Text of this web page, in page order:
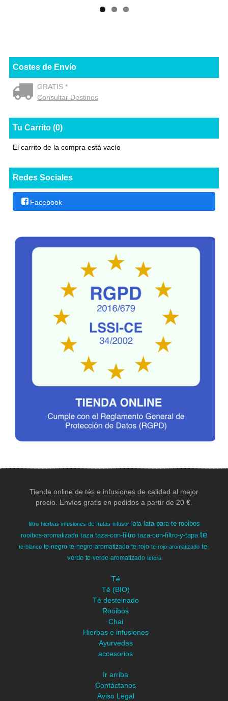
Costes de Envío
GRATIS *
Consultar Destinos
Tu Carrito (0)
El carrito de la compra está vacío
Redes Sociales
Facebook
Tienda online de tés e infusiones de calidad al mejor
precio. Envíos gratis en pedidos a partir de 20 €.
filtro hierbas infusiones-de-frutas infusor lata lata-para-te rooibos
rooibos-aromatizado taza taza-con-filtro taza-con-filtro-y-tapa te
te-blanco te-negro te-negro-aromatizado te-rojo te-rojo-aromatizado te-
verde te-verde-aromatizado tetera
Té
Té (BIO)
Té desteinado
Rooibos
Chai
Hierbas e infusiones
Ayurvedas
accesorios
Ir arriba
Contáctanos
Aviso Legal